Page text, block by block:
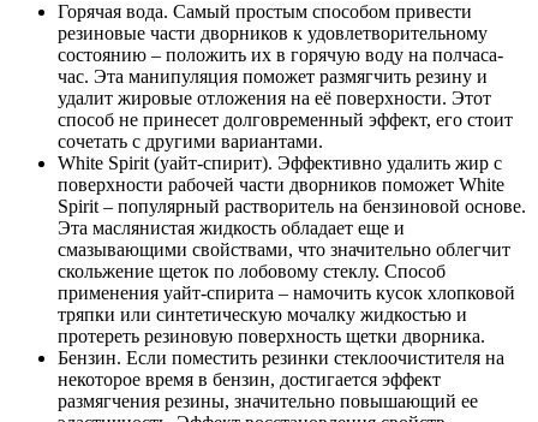
Горячая вода. Самый простым способом привести
резиновые части дворников к удовлетворительному
состоянию – положить их в горячую воду на полчаса-
час. Эта манипуляция поможет размягчить резину и
удалит жировые отложения на её поверхности. Этот
способ не принесет долговременный эффект, его стоит
сочетать с другими вариантами.
White Spirit (уайт-спирит). Эффективно удалить жир с
поверхности рабочей части дворников поможет White
Spirit – популярный растворитель на бензиновой основе.
Эта маслянистая жидкость обладает еще и
смазывающими свойствами, что значительно облегчит
скольжение щеток по лобовому стеклу. Способ
применения уайт-спирита – намочить кусок хлопковой
тряпки или синтетическую мочалку жидкостью и
протереть резиновую поверхность щетки дворника.
Бензин. Если поместить резинки стеклоочистителя на
некоторое время в бензин, достигается эффект
размягчения резины, значительно повышающий ее